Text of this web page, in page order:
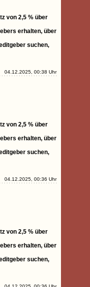
von 2,5 % über
erhalten, über
suchen,
04.12.2025, 00:38 Uhr
von 2,5 % über
erhalten, über
suchen,
04.12.2025, 00:36 Uhr
von 2,5 % über
erhalten, über
suchen,